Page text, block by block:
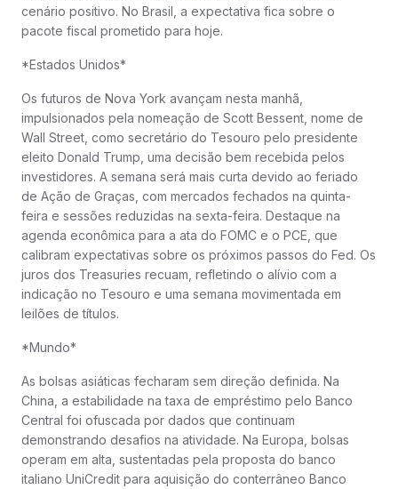
cenário positivo. No Brasil, a expectativa fica sobre o
pacote fiscal prometido para hoje.
*Estados Unidos*
Os futuros de Nova York avançam nesta manhã,
impulsionados pela nomeação de Scott Bessent, nome de
Wall Street, como secretário do Tesouro pelo presidente
eleito Donald Trump, uma decisão bem recebida pelos
investidores. A semana será mais curta devido ao feriado
de Ação de Graças, com mercados fechados na quinta-
feira e sessões reduzidas na sexta-feira. Destaque na
agenda econômica para a ata do FOMC e o PCE, que
calibram expectativas sobre os próximos passos do Fed. Os
juros dos Treasuries recuam, refletindo o alívio com a
indicação no Tesouro e uma semana movimentada em
leilões de títulos.
*Mundo*
As bolsas asiáticas fecharam sem direção definida. Na
China, a estabilidade na taxa de empréstimo pelo Banco
Central foi ofuscada por dados que continuam
demonstrando desafios na atividade. Na Europa, bolsas
operam em alta, sustentadas pela proposta do banco
italiano UniCredit para aquisição do conterrâneo Banco